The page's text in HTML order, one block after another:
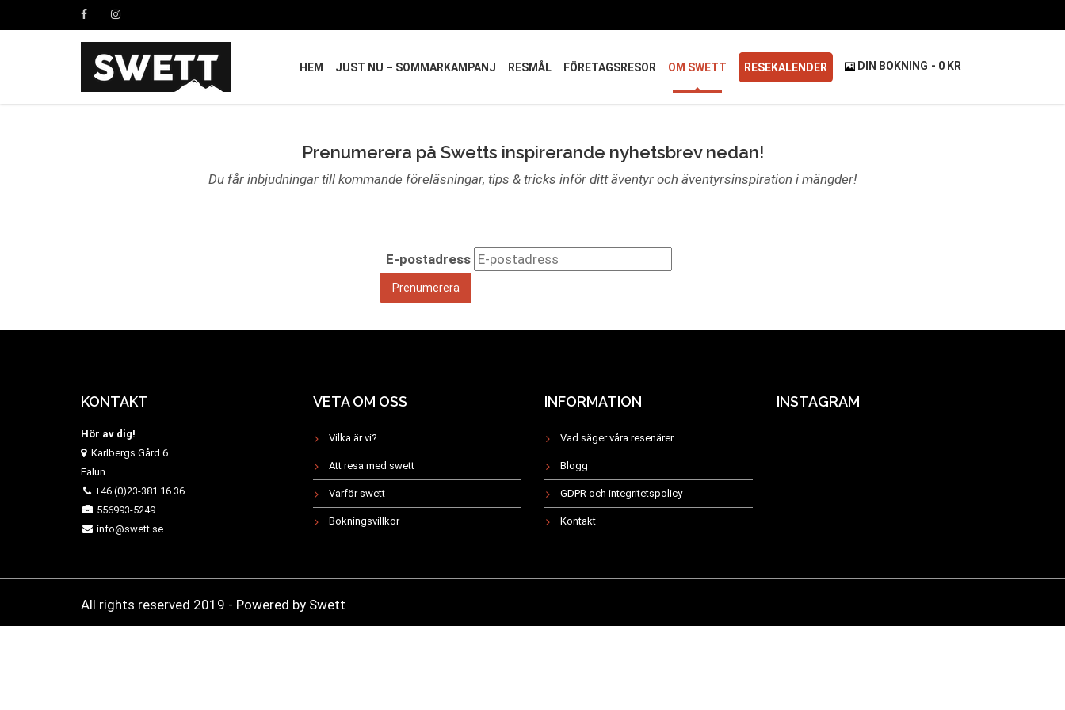
HEM JUST NU – SOMMARKAMPANJ RESMÅL FÖRETAGSRESOR OM SWETT RESEKALENDER DIN BOKNING 0 KR
Prenumerera på Swetts inspirerande nyhetsbrev nedan!
Du får inbjudningar till kommande föreläsningar, tips & tricks inför ditt äventyr och äventyrsinspiration i mängder!
E-postadress
KONTAKT
Hör av dig!
Karlbergs Gård 6
Falun
+46 (0)23-381 16 36
556993-5249
info@swett.se
VETA OM OSS
Vilka är vi?
Att resa med swett
Varför swett
Bokningsvillkor
INFORMATION
Vad säger våra resenärer
Blogg
GDPR och integritetspolicy
Kontakt
INSTAGRAM
All rights reserved 2019 - Powered by Swett